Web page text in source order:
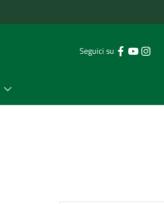
Seguici su